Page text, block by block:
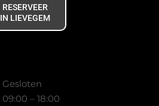
RESERVEER
IN LIEVEGEM
Gesloten
09:00 – 18:00